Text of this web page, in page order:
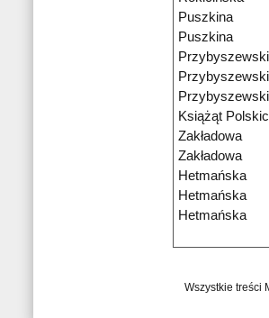
Puszkina
Puszkina
Książąt
Zakładowa
Zakładowa
Hetmańska
Hetmańska
Hetmańska
Wszystkie treści